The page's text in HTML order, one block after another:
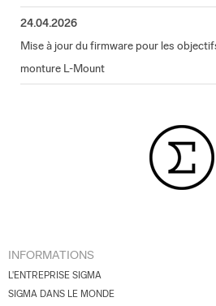
24.04.2026
Mise à jour du firmware pour les
monture L-Mount
INFORMATIONS
L'ENTREPRISE SIGMA
SIGMA DANS LE MONDE